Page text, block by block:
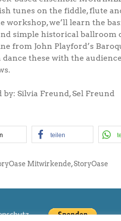
tunes on the fiddle, flute
workshop, we’ll learn the
simple historical ballroom
from John Playford’s
dance these with the
by: Silvia Freund, Sel Freund
teilen
Mitwirkende,StoryOase